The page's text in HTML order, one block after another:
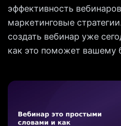
эффективность
маркетинговые
создать вебинар уже
как это поможет вашему